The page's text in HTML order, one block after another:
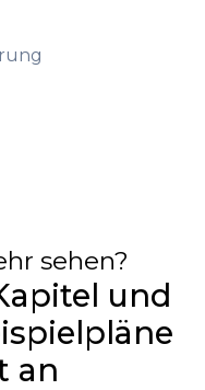
sehen?
und
an